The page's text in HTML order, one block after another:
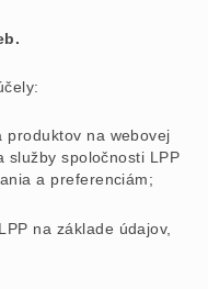
produktov na webovej
služby spoločnosti LPP
a preferenciám;
na základe údajov,